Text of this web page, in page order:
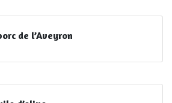
de l’Aveyron